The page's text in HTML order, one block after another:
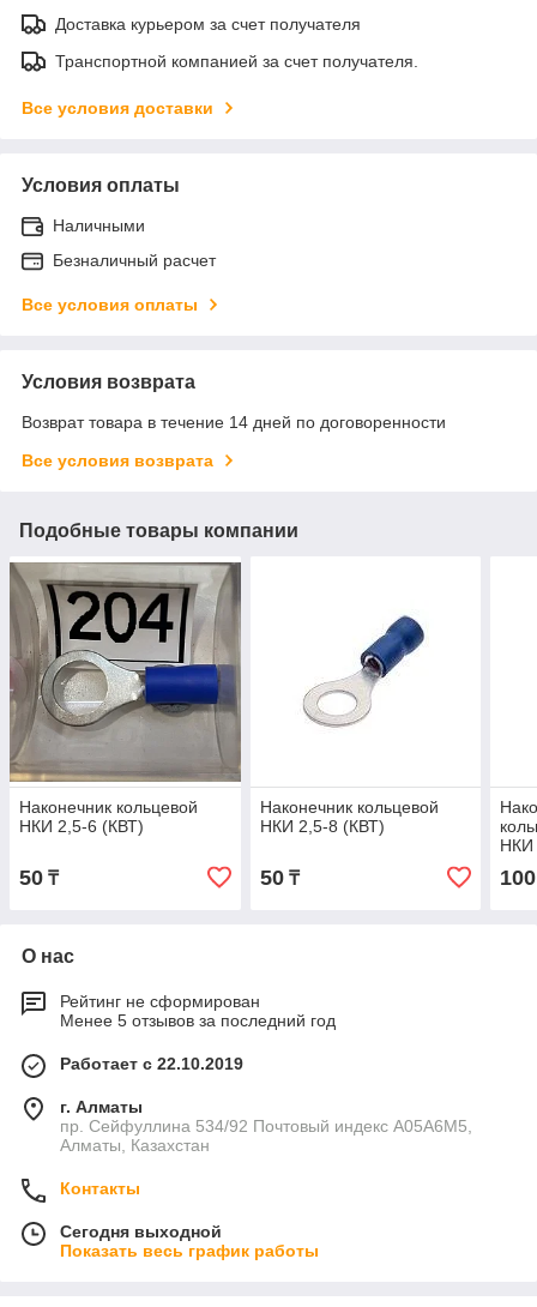
Доставка курьером за счет получателя
Транспортной компанией за счет получателя.
Все условия доставки
Условия оплаты
Наличными
Безналичный расчет
Все условия оплаты
Условия возврата
Возврат товара в течение 14 дней по договоренности
Все условия возврата
Подобные товары компании
Наконечник кольцевой
НКИ 2,5-6 (КВТ)
50 ₸
Наконечник кольцевой
НКИ 2,5-8 (КВТ)
50₸
НКИ
100
О нас
Рейтинг не сформирован
Менее 5 отзывов за последний год
Работает с 22.10.2019
г. Алматы
пр. Сейфуллина 534/92 Почтовый индекс A05A6M5,
Алматы, Казахстан
Контакты
Сегодня выходной
Показать весь график работы